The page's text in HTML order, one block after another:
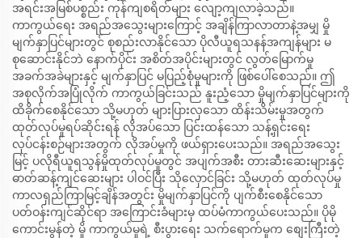
အရင်းအမြစ်ပစ္စည်း ကုန်ကျစရိတ်များ လျော့ကျလာခဲ့သည်။
ကာကွယ်ရေး အရည်အသွေးများကြောင့် အချိန်ကြာလာတာနဲ့အမျှ မှို
မျက်နှာပြင်များတွင် စုစည်းလာနိုင်သော ပိုလီယူရသနန်အကျန်များ မ
စုဆောင်းနိုင်ဘဲ နောက်ပိုင်း အစိတ်အပိုင်းများတွင် လွတ်မြောက်မှု
အခက်အခဲများနှင့် မျက်နှာပြင် မပြည့်စုံမှုများကို ဖြစ်ပေါ်စေသည်။ ဤ
အစုလိုက်အပြုံလိုက် ကာကွယ်ခြင်းသည် နူးညံ့သော မှိုမျက်နှာပြင်များကို
ထိခိုက်စေနိုင်သော သို့မဟုတ် များပြားလှသော ထိန်းသိမ်းမှုအတွက်
ထုတ်လုပ်မှုရပ်ဆိုင်းရန် လိုအပ်သော ပြင်းထန်သော သန့်ရှင်းရေး
လုပ်ငန်းစဉ်များအတွက် လိုအပ်မှုကို ဖယ်ရှားပေးသည်။ အရည်အသွေး
မြင့် ပလိုရီယူရသွန်မှိုထုတ်လုပ်မှုတွင် အပျက်အစီး တားဆီးဆေးများနှင့်
ဓာတ်ဆန့်ကျင်ဆေးများ ပါဝင်ပြီး သိုလှောင်ခြင်း သို့မဟုတ် ထုတ်လုပ်မှု
ကာလရှည်ကြာမြင့်ချိန်အတွင်း မှိုမျက်နှာပြင်ကို ပျက်စီးစေနိုင်သော
ပတ်ဝန်းကျင်ဆိုင်ရာ အကြောင်းခံများမှ ထပ်မံကာကွယ်ပေးသည်။ ပိုမို
ကောင်းမွန်တဲ့ မှို ကာကွယ်မှုရဲ့ စီးပွားရေး သက်ရောက်မှုက စျေးကြီးတဲ့